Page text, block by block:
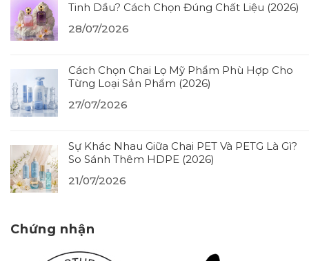
Tinh Dầu? Cách Chọn Đúng Chất Liệu (2026)
28/07/2026
Cách Chọn Chai Lọ Mỹ Phẩm Phù Hợp Cho
Từng Loại Sản Phẩm (2026)
27/07/2026
Sự Khác Nhau Giữa Chai PET Và PETG Là Gì?
So Sánh Thêm HDPE (2026)
21/07/2026
Chứng nhận